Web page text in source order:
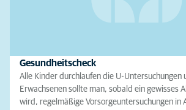
Gesundheitscheck
Alle Kinder durchlaufen die U-Untersuchungen
Erwachsenen sollte man, sobald ein gewisses
wird, regelmäßige Vorsorgeuntersuchungen in